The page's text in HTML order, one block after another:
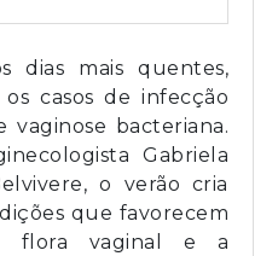
dias mais quentes,
casos de infecção
vaginose bacteriana.
Gabriela
o verão cria
que favorecem
flora vaginal e a